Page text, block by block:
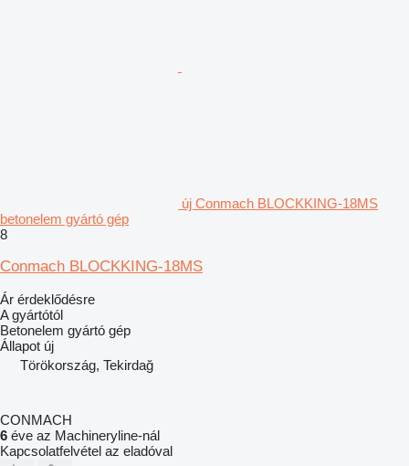
új Conmach BLOCKKING-18MS
betonelem gyártó gép
8
Conmach BLOCKKING-18MS
Ár érdeklődésre
A gyártótól
Betonelem gyártó gép
Állapot új
Törökország, Tekirdağ
CONMACH
6 éve az Machineryline-nál
Kapcsolatfelvétel az eladóval